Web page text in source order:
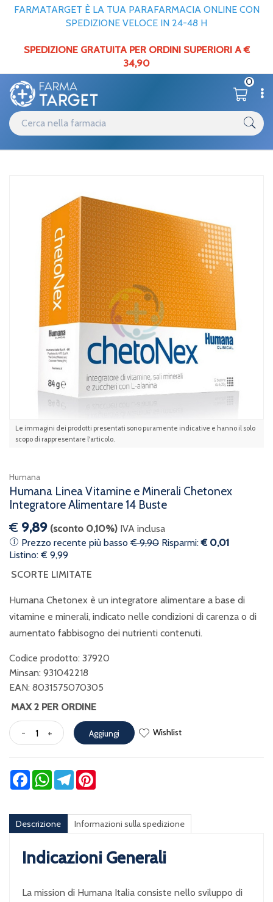
FARMATARGET È LA TUA PARAFARMACIA ONLINE CON
SPEDIZIONE VELOCE IN 24-48 H
SPEDIZIONE GRATUITA PER ORDINI SUPERIORI A €
34,90
0
Le immagini dei prodotti presentati sono puramente indicative e hanno il solo
scopo di rappresentare l'articolo.
Humana
Humana Linea Vitamine e Minerali Chetonex
Integratore Alimentare 14 Buste
€ 9,89 (sconto 0,10%) IVA inclusa
Prezzo recente più basso € 9,90 Risparmi:€ 0,01
Listino: € 9,99
SCORTE LIMITATE
Humana Chetonex è un integratore alimentare a base di
vitamine e minerali, indicato nelle condizioni di carenza o di
aumentato fabbisogno dei nutrienti contenuti.
Codice prodotto: 37920
Minsan: 931042218
EAN: 8031575070305
MAX 2 PER ORDINE
- + Aggiungi Wishlist
FacebookWhatsApp
Telegram
Descrizione Informazioni sulla spedizione
Indicazioni Generali
La mission di Humana Italia consiste nello sviluppo di